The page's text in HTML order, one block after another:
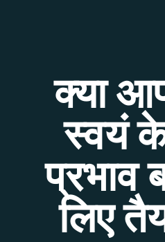
क्या
स्वयं
प्रभाव
लिए